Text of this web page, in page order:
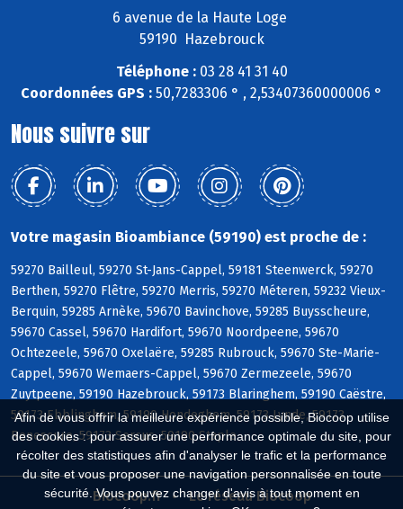
Afin de vous offrir la meilleure expérience possible, Biocoop utilise
des cookies : pour assurer une performance optimale du site, pour
récolter des statistiques afin d'analyser le trafic et la performance
du site et vous proposer une navigation personnalisée en toute
sécurité. Vous pouvez changer d'avis à tout moment en
6 avenue de la Haute Loge
59190 Hazebrouck
Téléphone :03 28 41 31 40
Coordonnées GPS : 50,7283306 ° , 2,53407360000006 °
Nous suivre sur
Votre magasin Bioambiance (59190) est proche de :
59270 Bailleul, 59270 St-Jans-Cappel, 59181 Steenwerck, 59270
Berthen, 59270 Flêtre, 59270 Merris, 59270 Méteren, 59232 Vieux-
Berquin, 59285 Arnèke, 59670 Bavinchove, 59285 Buysscheure,
59670 Cassel, 59670 Hardifort, 59670 Noordpeene, 59670
Ochtezeele, 59670 Oxelaëre, 59285 Rubrouck, 59670 Ste-Marie-
Cappel, 59670 Wemaers-Cappel, 59670 Zermezeele, 59670
Zuytpeene, 59190 Hazebrouck, 59173 Blaringhem, 59190 Caëstre,
59173 Ebblinghem, 59190 Hondeghem, 59173 Lynde, 59173
Renescure, 59173 Sercus, 59190 Staple
Biocoop.fr Le réseau Biocoop